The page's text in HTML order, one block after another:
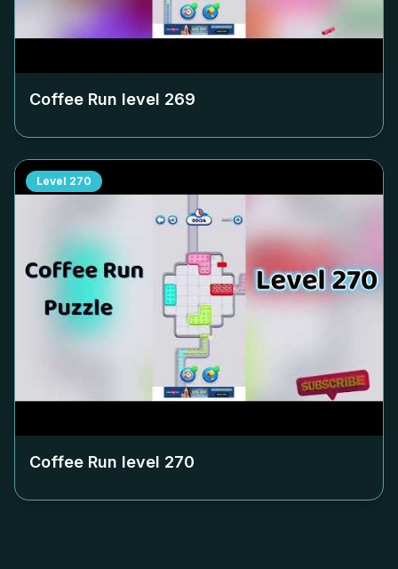
Coffee Run level 269
Level 270
Coffee Run level 270